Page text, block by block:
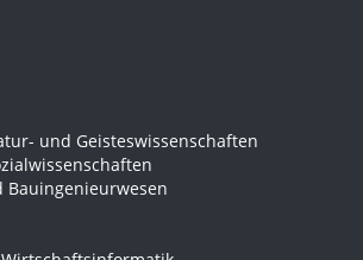
und Geisteswissenschaften